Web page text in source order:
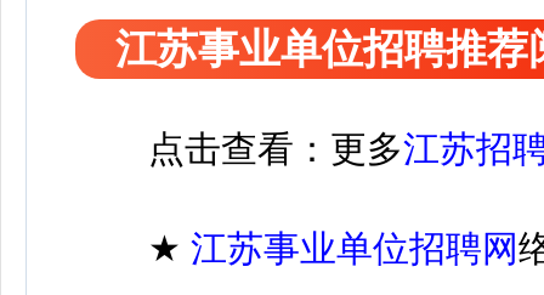
江苏事业单位招聘推荐
点击查看：更多江苏招
★ 江苏事业单位招聘网